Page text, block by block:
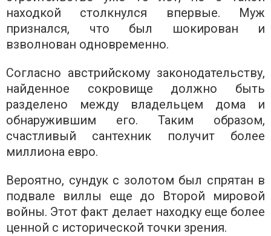
находкой столкнулся впервые. Муж
признался, что был шокирован и
взволнован одновременно.
Согласно австрийскому законодательству,
найденное сокровище должно быть
разделено между владельцем дома и
обнаружившим его. Таким образом,
счастливый сантехник получит более
миллиона евро.
Вероятно, сундук с золотом был спрятан в
подвале виллы еще до Второй мировой
войны. Этот факт делает находку еще более
ценной с исторической точки зрения.